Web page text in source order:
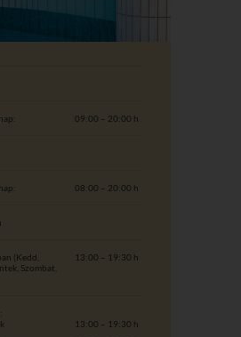
09:00 – 20:00 h
08:00 – 20:00 h
(Kedd,
Szombat,
13:00 – 19:30 h
13:00 – 19:30 h